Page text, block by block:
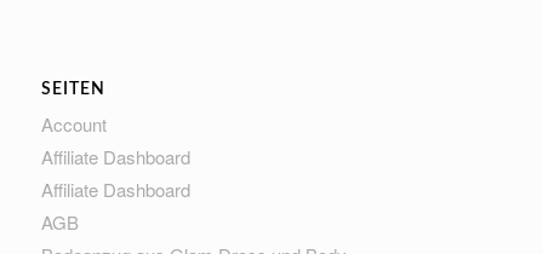
SEITEN
Account
Affiliate Dashboard
Affiliate Dashboard
AGB